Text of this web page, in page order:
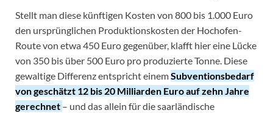
Stellt man diese künftigen Kosten von 800 bis 1.000 Euro
den ursprünglichen Produktionskosten der Hochofen-
Route von etwa 450 Euro gegenüber, klafft hier eine Lücke
von 350 bis über 500 Euro pro produzierte Tonne. Diese
gewaltige Differenz entspricht einemSubventionsbedarf
von geschätzt 12 bis 20 Milliarden Euro auf zehn Jahre
gerechnet – und das allein für die saarländische